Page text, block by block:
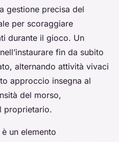
gestione precisa del
per scoraggiare
durante il gioco. Un
fin da subito
alternando attività vivaci
approccio insegna al
del morso,
proprietario.
è un elemento